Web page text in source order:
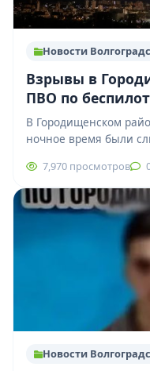
Новости
Взрывы в
ПВО по
В Городищенском
ночное время были
посёлка…
7,970 просмотров
Новости